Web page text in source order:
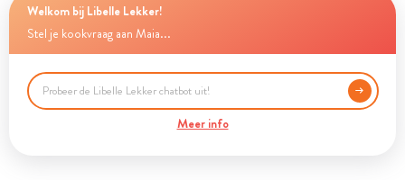
Welkom bij Libelle Lekker!
Stel je kookvraag aan Maia...
Meer info